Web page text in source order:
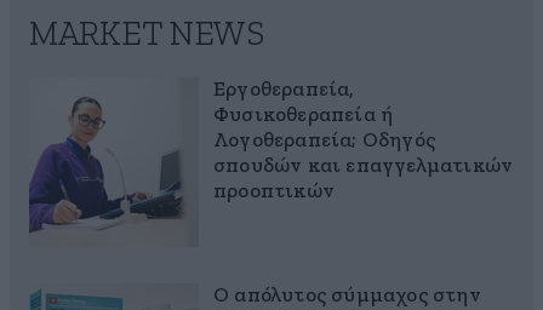
MARKET NEWS
Εργοθεραπεία,
Φυσικοθεραπεία ή
Λογοθεραπεία; Οδηγός
σπουδών και επαγγελματικών
προοπτικών
Ο απόλυτος σύμμαχος στην